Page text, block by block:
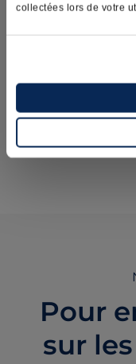
collectées lors de votre
Pour
sur